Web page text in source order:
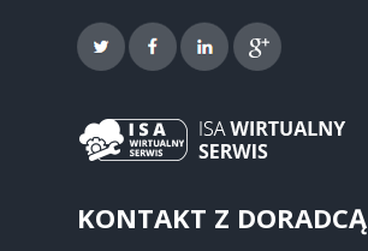
KONTAKT Z DORADCĄ